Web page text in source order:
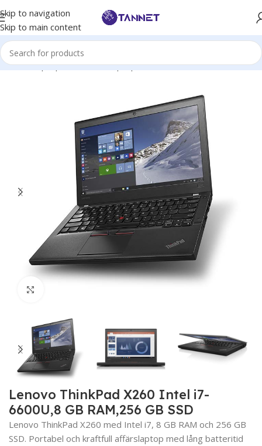
Skip to navigation
Skip to main content
Hem/Laptops/Business Laptop/Lenovo
Lenovo ThinkPad X260 Intel i7-
6600U,8 GB RAM,256 GB SSD
Lenovo ThinkPad X260 med Intel i7, 8 GB RAM och 256 GB
SSD. Portabel och kraftfull affärslaptop med lång batteritid